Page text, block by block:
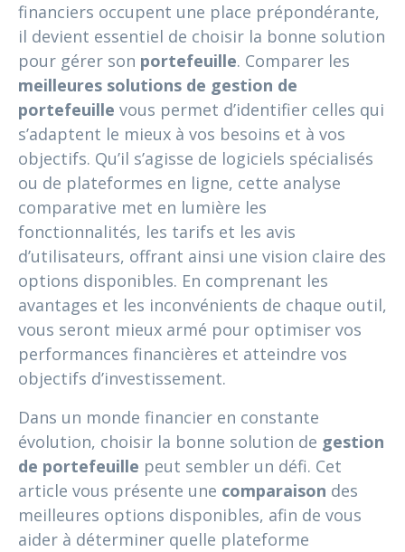
financiers occupent une place prépondérante,
il devient essentiel de choisir la bonne solution
pour gérer son portefeuille. Comparer les
meilleures solutions de gestion de
portefeuille vous permet d’identifier celles qui
s’adaptent le mieux à vos besoins et à vos
objectifs. Qu’il s’agisse de logiciels spécialisés
ou de plateformes en ligne, cette analyse
comparative met en lumière les
fonctionnalités, les tarifs et les avis
d’utilisateurs, offrant ainsi une vision claire des
options disponibles. En comprenant les
avantages et les inconvénients de chaque outil,
vous seront mieux armé pour optimiser vos
performances financières et atteindre vos
objectifs d’investissement.
Dans un monde financier en constante
évolution, choisir la bonne solution de gestion
de portefeuille peut sembler un défi. Cet
article vous présente une comparaison des
meilleures options disponibles, afin de vous
aider à déterminer quelle plateforme